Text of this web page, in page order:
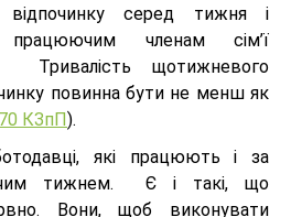
відпочинку серед тижня і
членам сім’ї
Тривалість щотижневого
повинна бути не менш як
КЗпП).
які працюють і за
тижнем. Є і такі, що
Вони, щоб виконувати